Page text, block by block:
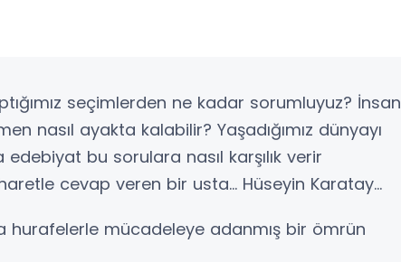
seçimlerden ne kadar sorumluyuz? İnsan
nasıl ayakta kalabilir? Yaşadığımız dünyayı
bu sorulara nasıl karşılık verir
cevap veren bir usta... Hüseyin Karatay...
mücadeleye adanmış bir ömrün